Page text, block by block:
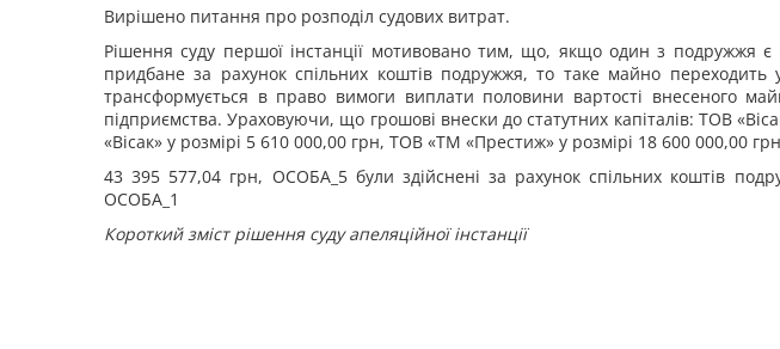
Вирішено питання про розподіл судових витрат.
Рішення суду першої інстанції мотивовано тим, що, якщо один з подружжя є
придбане за рахунок спільних коштів подружжя, то таке майно
трансформується в право вимоги виплати половини вартості внесеного
підприємства. Ураховуючи, що грошові внески до статутних капіталів: ТОВ
«Вісак» у розмірі 5 610 000,00 грн, ТОВ «ТМ «Престиж» у розмірі 18 600 000,00
43 395 577,04 грн, ОСОБА_5 були здійснені за рахунок спільних коштів
ОСОБА_1
Короткий зміст рішення суду апеляційної інстанції